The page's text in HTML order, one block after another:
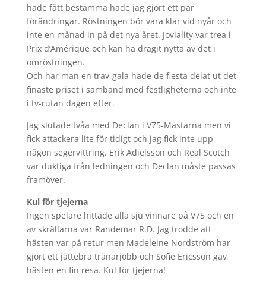
hade fått bestämma hade jag gjort ett par
förändringar. Röstningen bör vara klar vid nyår och
inte en månad in på det nya året. Joviality var trea i
Prix d’Amérique och kan ha dragit nytta av det i
omröstningen.
Och har man en trav-gala hade de flesta delat ut det
finaste priset i samband med festligheterna och inte
i tv-rutan dagen efter.
Jag slutade tvåa med Declan i V75-Mästarna men vi
fick attackera lite för tidigt och jag fick inte upp
någon segervittring. Erik Adielsson och Real Scotch
var duktiga från ledningen och Declan måste passas
framöver.
Kul för tjejerna
Ingen spelare hittade alla sju vinnare på V75 och en
av skrällarna var Randemar R.D. Jag trodde att
hästen var på retur men Madeleine Nordström har
gjort ett jättebra tränarjobb och Sofie Ericsson gav
hästen en fin resa. Kul för tjejerna!